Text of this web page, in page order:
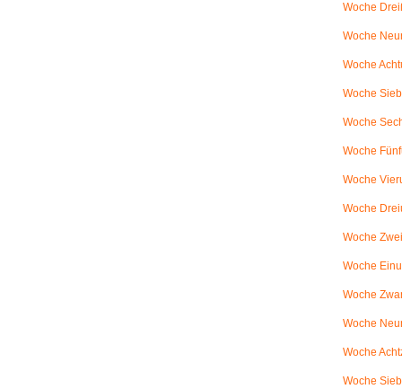
Woche
Woche
Woche
Woche
Woche
Woche
Woche
Woche
Woche
Woche
Woche
Woche
Woche
Woche